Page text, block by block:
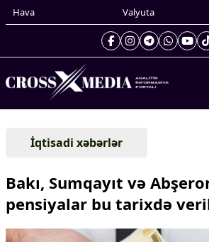
Hava Valyuta
Prezidentin gündəliyi
Gündəm
Xarici xəbərlər
Cənubi Qafqaz
Yaxın Şərq
İqtisadi xəbərlər
Bakı, Sumqayıt və
pensiyalar bu tarixdə